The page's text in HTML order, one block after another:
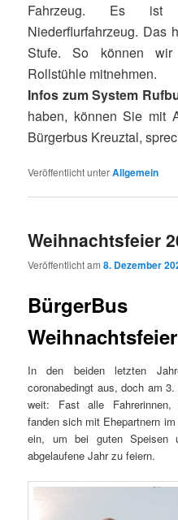
Fahrzeug. Es ist
Niederflurfahrzeug. Das
Stufe. So können wir
Rollstühle mitnehmen.
Infos zum System
haben, können Sie mit
Bürgerbus Kreuztal,
Veröffentlicht unterAllgemein
Weihnachtsfeier
Veröffentlicht am8. Dezember
In den beiden letzten
coronabedingt aus, doch am
weit: Fast alle Fahrerinnen,
fanden sich mit Ehepartnern
ein, um bei guten Speisen
abgelaufene Jahr zu feiern.